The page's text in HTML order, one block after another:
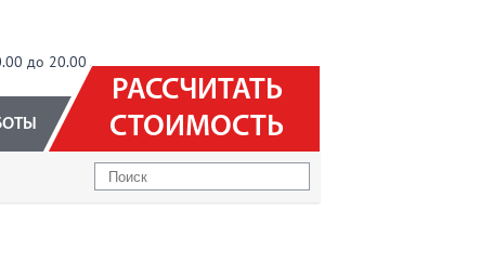
до 20.00
РАССЧИТАТЬ
СТОИМОСТЬ